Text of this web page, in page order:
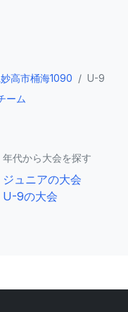
高市桶海1090 / U-9
ーム
年代から大会を探す
ジュニアの大会
U-9の大会